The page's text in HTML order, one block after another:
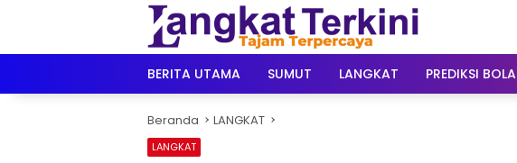
BERITA UTAMA
SUMUT LANGKAT PREDIKSI BOLA
Beranda LANGKAT
LANGKAT